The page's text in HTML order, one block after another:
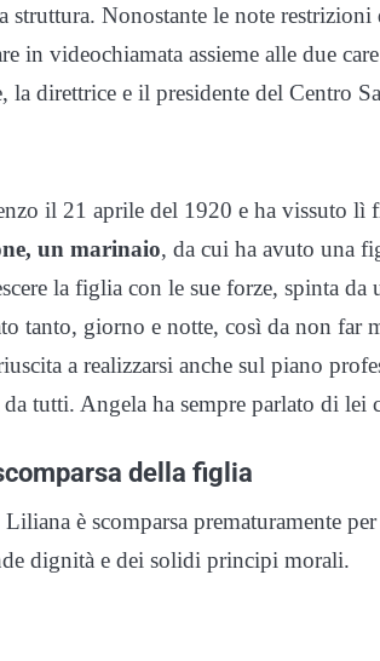
struttura. Nonostante le note
in videochiamata assieme alle due
la direttrice e il presidente del Centro
il 21 aprile del 1920 e ha vissuto lì
un marinaio, da cui ha avuto una
la figlia con le sue forze, spinta
tanto, giorno e notte, così da non far
a realizzarsi anche sul piano
da tutti. Angela ha sempre parlato di
della figlia
è scomparsa prematuramente
dignità e dei solidi principi morali.